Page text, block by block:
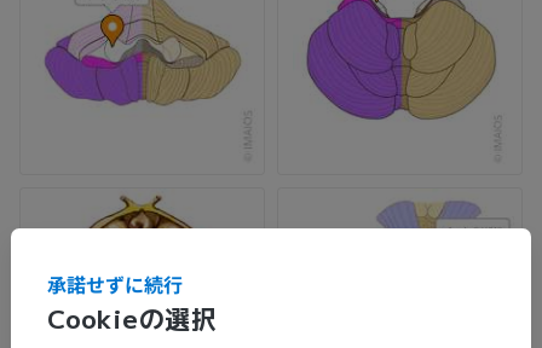
Cookieの選択
承諾せずに続行